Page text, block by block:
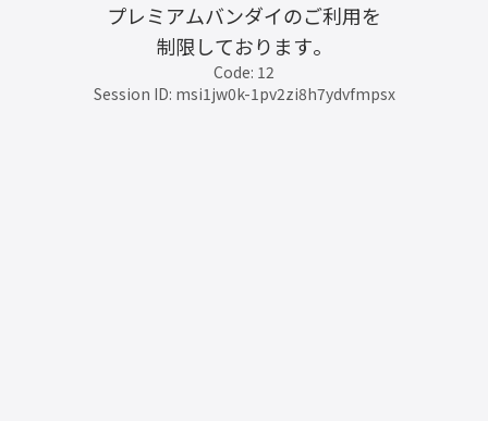
プレミアムバンダイのご利用を
制限しております。
Code: 12
Session ID: msi1jw0k-1pv2zi8h7ydvfmpsx